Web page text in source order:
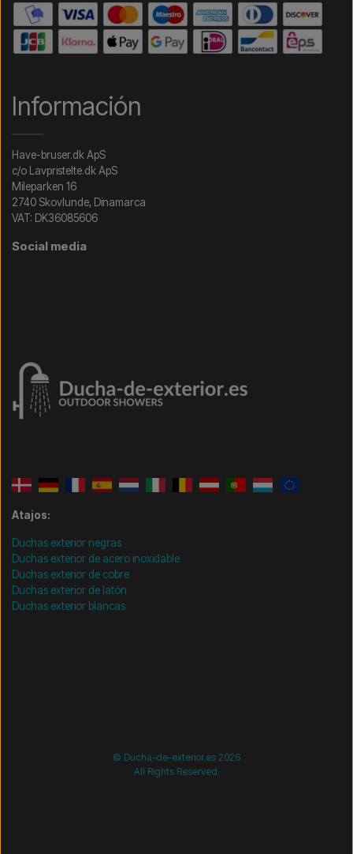
Información
Have-bruser.dk ApS
c/o Lavpristelte.dk ApS
Mileparken 16
2740 Skovlunde, Dinamarca
VAT: DK36085606
Social media
Atajos:
Duchas exterior negras
Duchas exterior de acero inoxidable
Duchas exterior de cobre
Duchas exterior de latón
Duchas exterior blancas
© Ducha-de-exterior.es 2026
All Rights Reserved.